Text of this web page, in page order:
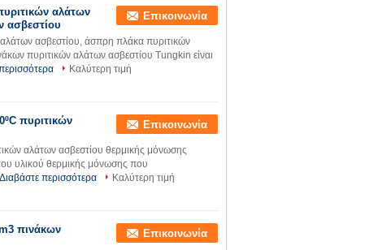
αλάτων
ασβεστίου
Επικοινωνία
ασβεστίου, άσπρη πλάκα πυριτικών
πυριτικών αλάτων ασβεστίου Tungkin είναι
Καλύτερη τιμή
πυριτικών
Επικοινωνία
αλάτων ασβεστίου θερμικής μόνωσης
υλικού θερμικής μόνωσης που
Διαβάστε περισσότερα
Καλύτερη τιμή
πινάκων
Επικοινωνία